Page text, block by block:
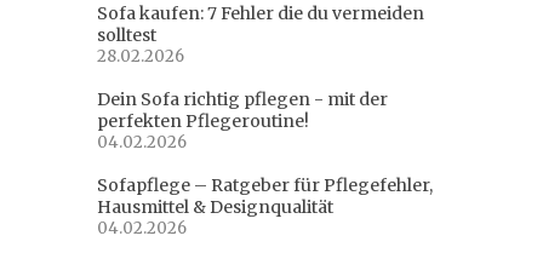
Sofa kaufen: 7 Fehler die du vermeiden
solltest
28.02.2026
Dein Sofa richtig pflegen - mit der
perfekten Pflegeroutine!
04.02.2026
Sofapflege – Ratgeber für Pflegefehler,
Hausmittel & Designqualität
04.02.2026